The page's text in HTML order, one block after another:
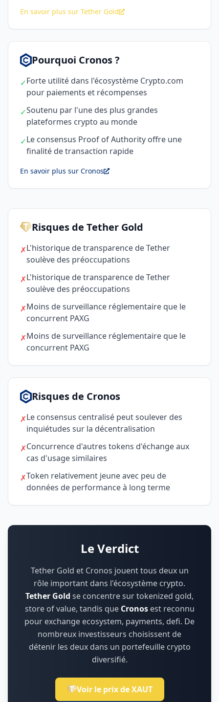
En savoir plus sur Tether Gold
Pourquoi Cronos ?
✓Forte utilité dans l'écosystème Crypto.com
pour paiements et récompenses
✓Soutenu par l'une des plus grandes
plateformes crypto au monde
✓Le consensus Proof of Authority offre une
finalité de transaction rapide
En savoir plus sur Cronos
Risques de Tether Gold
✗L'historique de transparence de Tether
soulève des préoccupations
✗L'historique de transparence de Tether
soulève des préoccupations
✗Moins de surveillance réglementaire que le
concurrent PAXG
✗Moins de surveillance réglementaire que le
concurrent PAXG
Risques de Cronos
✗Le consensus centralisé peut soulever des
inquiétudes sur la décentralisation
✗Concurrence d'autres tokens d'échange aux
cas d'usage similaires
✗Token relativement jeune avec peu de
données de performance à long terme
Le Verdict
Tether Gold et Cronos jouent tous deux un
rôle important dans l'écosystème crypto.
Tether Gold se concentre surtokenized gold,
store of value, tandis que Cronos est reconnu
pour exchange ecosystem, payments, defi. De
nombreux investisseurs choisissent de
détenir les deux dans un portefeuille crypto
diversifié.
Voir le prix de XAUT